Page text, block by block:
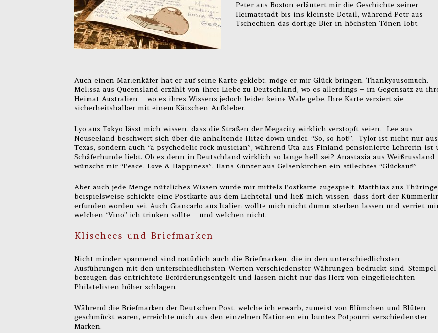
Peter aus Boston erläutert mir die Geschichte seiner
Heimatstadt bis ins kleinste Detail, während Petr aus
Tschechien das dortige Bier in höchsten Tönen lobt.
Auch einen Marienkäfer hat er auf seine Karte geklebt, möge er mir Glück bringen. Thankyousomuch.
Melissa aus Queensland erzählt von ihrer Liebe zu Deutschland, wo es allerdings – im Gegensatz zu
Heimat Australien – wo es ihres Wissens jedoch leider keine Wale gebe. Ihre Karte verziert sie
sicherheitshalber mit einem Kätzchen-Aufkleber.
Lyo aus Tokyo lässt mich wissen, dass die Straßen der Megacity wirklich verstopft seien, Lee aus
Neuseeland beschwert sich über die anhaltende Hitze down under. “So, so hot!”. Tylor ist nicht nur aus
Texas, sondern auch “a psychedelic rock musician”, während Uta aus Finland pensionierte Lehrerin ist
Schäferhunde liebt. Ob es denn in Deutschland wirklich so lange hell sei? Anastasia aus Weißrussland
wünscht mir “Peace, Love & Happiness”, Hans-Günter aus Gelsenkirchen ein stilechtes “Glückauf!”
Aber auch jede Menge nützliches Wissen wurde mir mittels Postkarte zugespielt. Matthias aus
beispielsweise schickte eine Postkarte aus dem Lichtetal und ließ mich wissen, dass dort der
erfunden worden sei. Auch Giancarlo aus Italien wollte mich nicht dumm sterben lassen und verriet
welchen “Vino” ich trinken sollte – und welchen nicht.
Klischees und Briefmarken
Nicht minder spannend sind natürlich auch die Briefmarken, die in den unterschiedlichsten
Ausführungen mit den unterschiedlichsten Werten verschiedenster Währungen bedruckt sind. Stempel
bezeugen das entrichtete Beförderungsentgelt und lassen nicht nur das Herz von eingefleischten
Philatelisten höher schlagen.
Während die Briefmarken der Deutschen Post, welche ich erwarb, zumeist von Blümchen und Blüten
geschmückt waren, erreichte mich aus den einzelnen Nationen ein buntes Potpourri verschiedenster
Marken.